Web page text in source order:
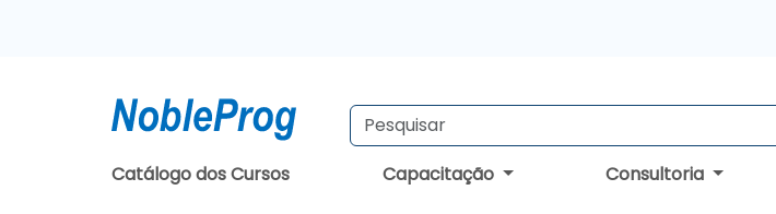
Catálogo dos Cursos Capacitação Consultoria